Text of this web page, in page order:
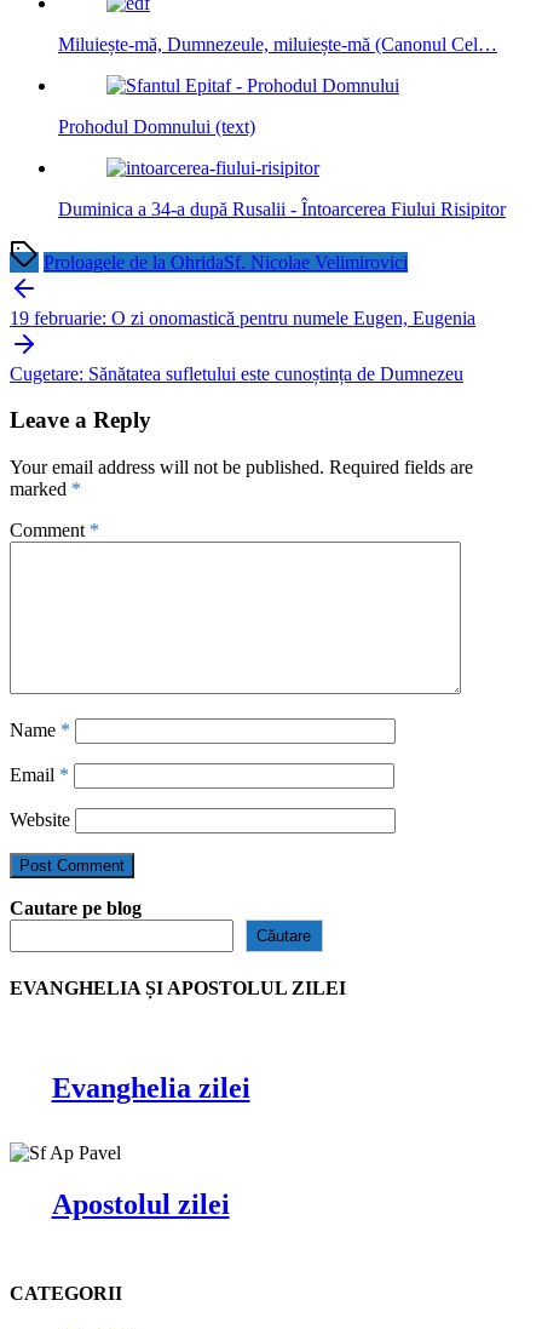
Miluiește-mă, Dumnezeule, miluiește-mă (Canonul Cel…
Prohodul Domnului (text)
Duminica a 34-a după Rusalii - Întoarcerea Fiului Risipitor
Proloagele de la OhridaSf. Nicolae Velimirovici
Post
navigation
19 februarie: O zi onomastică pentru numele Eugen, Eugenia
Cugetare: Sănătatea sufletului este cunoștința de Dumnezeu
Leave a Reply
Your email address will not be published. Required fields are
marked *
Comment *
Name *
Email *
Website
Cautare pe blog
Căutare
EVANGHELIA ȘI APOSTOLUL ZILEI
Evanghelia zilei
Apostolul zilei
CATEGORII